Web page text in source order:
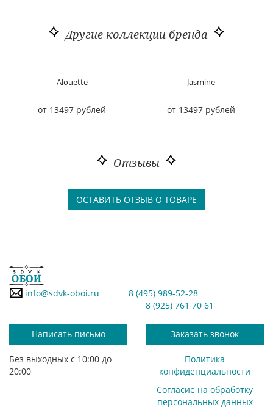
Другие коллекции бренда
Alouette
от 13497 рублей
Jasmine
от 13497 рублей
Отзывы
ОСТАВИТЬ ОТЗЫВ О ТОВАРЕ
info@sdvk-oboi.ru
8 (495) 989-52-28
8 (925) 761 70 61
Написать письмо Заказать звонок
Без выходных с 10:00 до
20:00
Политика
конфиденциальности
Согласие на обработку
персональных данных